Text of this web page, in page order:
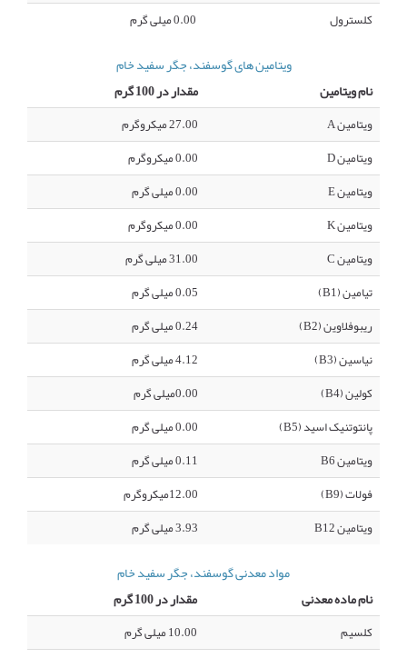
کلسترول
0.00 میلی گرم
ویتامین های گوسفند، جگر سفید خام
نام ویتامین
مقدار در 100 گرم
ویتامین A
27.00 میکروگرم
ویتامین D
0.00 میکروگرم
ویتامین E
0.00 میلی گرم
ویتامین K
0.00 میکروگرم
ویتامین C
31.00 میلی گرم
تیامین (B1)
0.05 میلی گرم
ریبوفلاوین (B2)
0.24 میلی گرم
نیاسین (B3)
4.12 میلی گرم
کولین (B4)
0.00میلی گرم
پانتوتنیک اسید (B5)
0.00 میلی گرم
ویتامین B6
0.11 میلی گرم
فولات (B9)
12.00میکروگرم
ویتامین B12
3.93 میلی گرم
مواد معدنی گوسفند، جگر سفید خام
نام ماده معدنی
مقدار در 100 گرم
کلسیم
10.00 میلی گرم